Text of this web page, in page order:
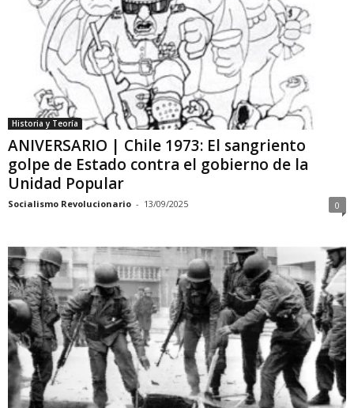
Historia y Teoría
ANIVERSARIO | Chile 1973: El sangriento
golpe de Estado contra el gobierno de la
Unidad Popular
Socialismo Revolucionario - 13/09/2025 0